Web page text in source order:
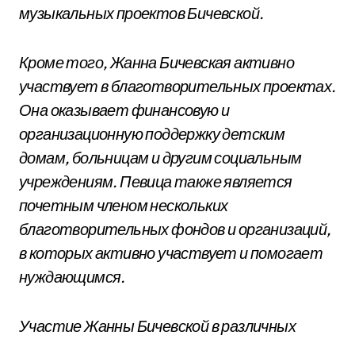
музыкальных проектов Бичевской.
Кроме того, Жанна Бичевская активно
участвует в благотворительных проектах.
Она оказывает финансовую и
организационную поддержку детским
домам, больницам и другим социальным
учреждениям. Певица также является
почетным членом нескольких
благотворительных фондов и организаций,
в которых активно участвует и помогает
нуждающимся.
Участие Жанны Бичевской в различных